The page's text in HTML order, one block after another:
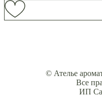
© Ателье
Все
ИП